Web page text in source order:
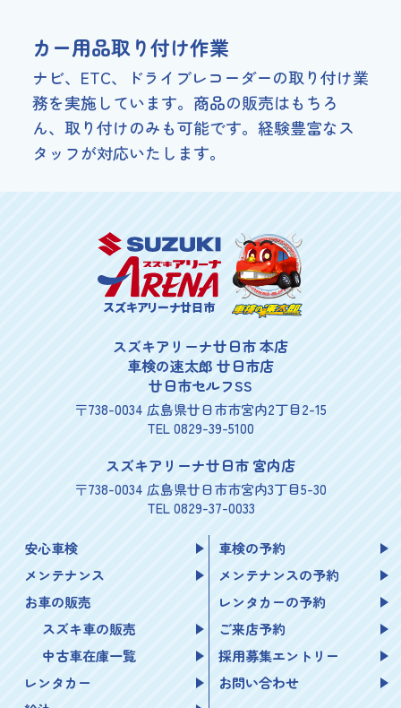
カー用品取り付け作業
ナビ、ETC、ドライブレコーダーの取り付け業
務を実施しています。 商品の販売はもちろ
ん、取り付けのみも可能です。 経験豊富なス
タッフが対応いたします。
スズキアリーナ廿日市
スズキアリーナ廿日市 本店
車検の速太郎 廿日市店
廿日市セルフSS
〒738-0034 広島県廿日市市宮内2丁目2-15
TEL 0829-39-5100
スズキアリーナ廿日市 宮内店
〒738-0034 広島県廿日市市宮内3丁目5-30
TEL 0829-37-0033
安心車検
メンテナンス
お車の販売
スズキ車の販売
中古車在庫一覧
レンタカー
車検の予約
メンテナンスの予約
レンタカーの予約
ご来店予約
採用募集エントリー
お問い合わせ